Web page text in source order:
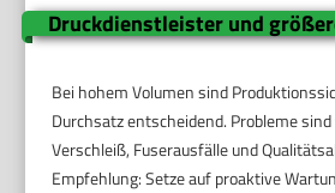
Druckdienstleister und
Bei hohem Volumen sind
Durchsatz entscheidend. Probleme
Verschleiß, Fuserausfälle und
Empfehlung: Setze auf proaktive